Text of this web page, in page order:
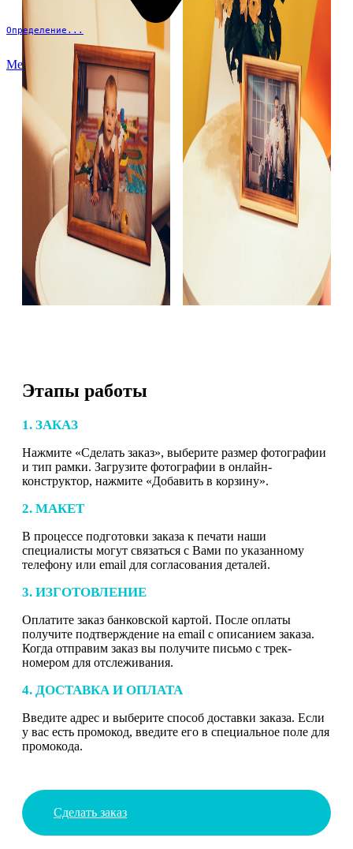
Определение...
Меню
Этапы работы
1. ЗАКАЗ
Нажмите «Сделать заказ», выберите размер фотографии
и тип рамки. Загрузите фотографии в онлайн-
конструктор, нажмите «Добавить в корзину».
2. МАКЕТ
В процессе подготовки заказа к печати наши
специалисты могут связаться с Вами по указанному
телефону или email для согласования деталей.
3. ИЗГОТОВЛЕНИЕ
Оплатите заказ банковской картой. После оплаты
получите подтверждение на email с описанием заказа.
Когда отправим заказ вы получите письмо с трек-
номером для отслеживания.
4. ДОСТАВКА И ОПЛАТА
Введите адрес и выберите способ доставки заказа. Если
у вас есть промокод, введите его в специальное поле для
промокода.
Сделать заказ